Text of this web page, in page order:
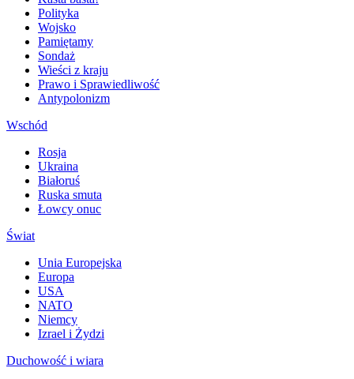
Polityka
Wojsko
Pamiętamy
Sondaż
Wieści z kraju
Prawo i Sprawiedliwość
Antypolonizm
Wschód
Rosja
Ukraina
Białoruś
Ruska smuta
Łowcy onuc
Świat
Unia Europejska
Europa
USA
NATO
Niemcy
Izrael i Żydzi
Duchowość i wiara